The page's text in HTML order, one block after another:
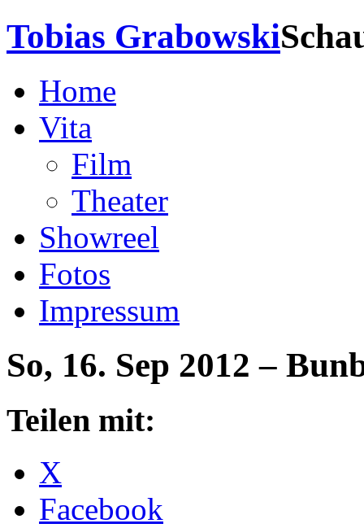
Tobias Grabowski
Home
Vita
Film
Theater
Showreel
Fotos
Impressum
So, 16. Sep 2012 –
Teilen mit:
X
Facebook